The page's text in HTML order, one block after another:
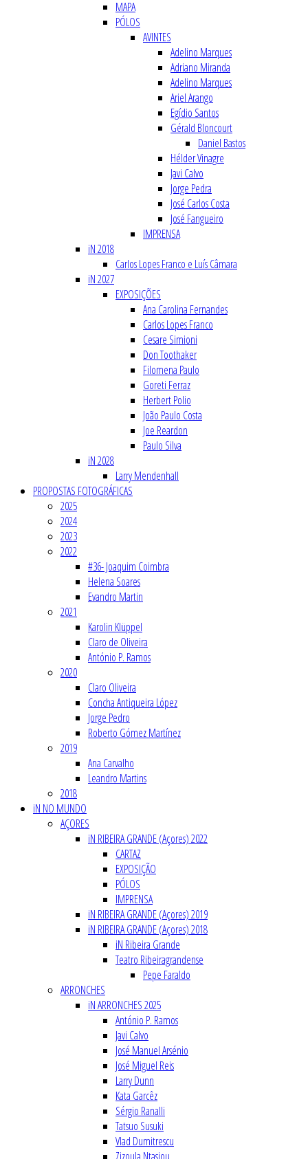
MAPA
PÓLOS
AVINTES
Adelino Marques
Adriano Miranda
Adelino Marques
Ariel Arango
Egídio Santos
Gérald Bloncourt
Daniel Bastos
Hélder Vinagre
Javi Calvo
Jorge Pedra
José Carlos Costa
José Fangueiro
IMPRENSA
iN 2018
Carlos Lopes Franco e Luís Câmara
iN 2027
EXPOSIÇÕES
Ana Carolina Fernandes
Carlos Lopes Franco
Cesare Simioni
Don Toothaker
Filomena Paulo
Goreti Ferraz
Herbert Polio
João Paulo Costa
Joe Reardon
Paulo Silva
iN 2028
Larry Mendenhall
PROPOSTAS FOTOGRÁFICAS
2025
2024
2023
2022
#36- Joaquim Coimbra
Helena Soares
Evandro Martin
2021
Karolin Klüppel
Claro de Oliveira
António P. Ramos
2020
Claro Oliveira
Concha Antiqueira López
Jorge Pedro
Roberto Gómez Martínez
2019
Ana Carvalho
Leandro Martins
2018
iN NO MUNDO
AÇORES
iN RIBEIRA GRANDE (Açores) 2022
CARTAZ
EXPOSIÇÃO
PÓLOS
IMPRENSA
iN RIBEIRA GRANDE (Açores) 2019
iN RIBEIRA GRANDE (Açores) 2018
iN Ribeira Grande
Teatro Ribeiragrandense
Pepe Faraldo
ARRONCHES
iN ARRONCHES 2025
António P. Ramos
Javi Calvo
José Manuel Arsénio
José Miguel Reis
Larry Dunn
Kata Garcêz
Sérgio Ranalli
Tatsuo Susuki
Vlad Dumitrescu